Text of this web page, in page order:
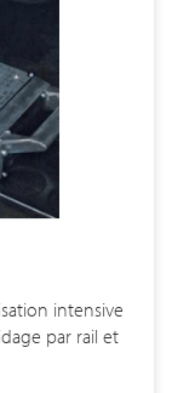
intensive
par rail et